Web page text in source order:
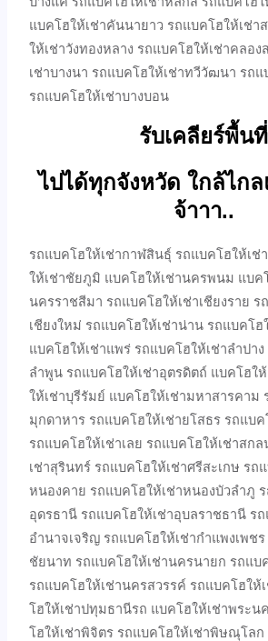
แบคโฮให้เช่าคันนายาว รถแบคโฮให้เช่า
ให้เช่าวังทองหลาง รถแบคโฮให้เช่าคลอ
เช่าบางนา รถแบคโฮให้เช่าทวีวัฒนา รถแ
รถแบคโฮให้เช่าบางบอน
รับเคลียร์พื้นที่
ไปได้ทุกจังหวัด ใกล้ไก
จ้าาา..
รถแบคโฮให้เช่ากาฬสินธุ์ รถแบคโฮให้เ
ให้เช่าชัยภูมิ แบคโฮให้เช่านครพนม แบค
นครราชสีมา รถแบคโฮให้เช่าเชียงราย ร
เชียงใหม่ รถแบคโฮให้เช่าน่าน รถแบคโฮ
แบคโฮให้เช่าแพร่ รถแบคโฮให้เช่าลำปา
ลำพูน รถแบคโฮให้เช่าอุตรดิตถ์ แบคโฮใ
ให้เช่าบุรีรัมย์ แบคโฮให้เช่ามหาสารคาม
มุกดาหาร รถแบคโฮให้เช่ายโสธร รถแบค
รถแบคโฮให้เช่าเลย รถแบคโฮให้เช่าสก
เช่าสุรินทร์ รถแบคโฮให้เช่าศรีสะเกษ รถ
หนองคาย รถแบคโฮให้เช่าหนองบัวลำภู
อุดรธานี รถแบคโฮให้เช่าอุบลราชธานี รถ
อำนาจเจริญ รถแบคโฮให้เช่ากำแพงเพช
ชัยนาท รถแบคโฮให้เช่านครนายก รถแบ
รถแบคโฮให้เช่านครสวรรค์ รถแบคโฮให้
โฮให้เช่าปทุมธานีรถ แบคโฮให้เช่าพระน
โฮให้เช่าพิจิตร รถแบคโฮให้เช่าพิษณุโลก